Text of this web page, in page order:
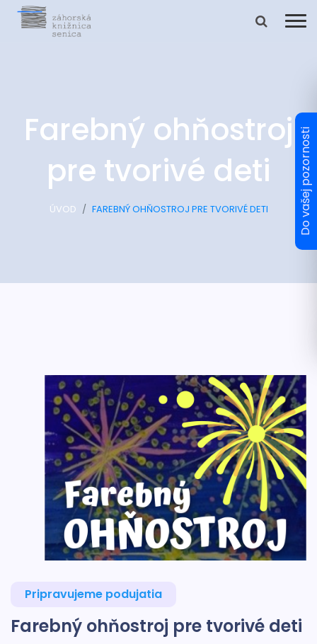
Farebný ohňostroj
pre tvorivé deti
ÚVOD FAREBNÝ OHŇOSTROJ PRE TVORIVÉ DETI
Pripravujeme podujatia
Farebný ohňostroj pre tvorivé deti